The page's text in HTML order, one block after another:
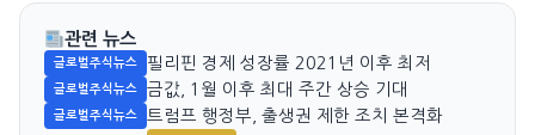
관련 뉴스
글로벌주식뉴스 필리핀 경제 성장률 2021년 이후 최저
글로벌주식뉴스 금값, 1월 이후 최대 주간 상승 기대
글로벌주식뉴스 트럼프 행정부, 출생권 제한 조치 본격화